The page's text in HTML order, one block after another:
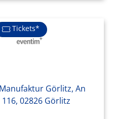
Tickets*
Görlitz, An
02826 Görlitz